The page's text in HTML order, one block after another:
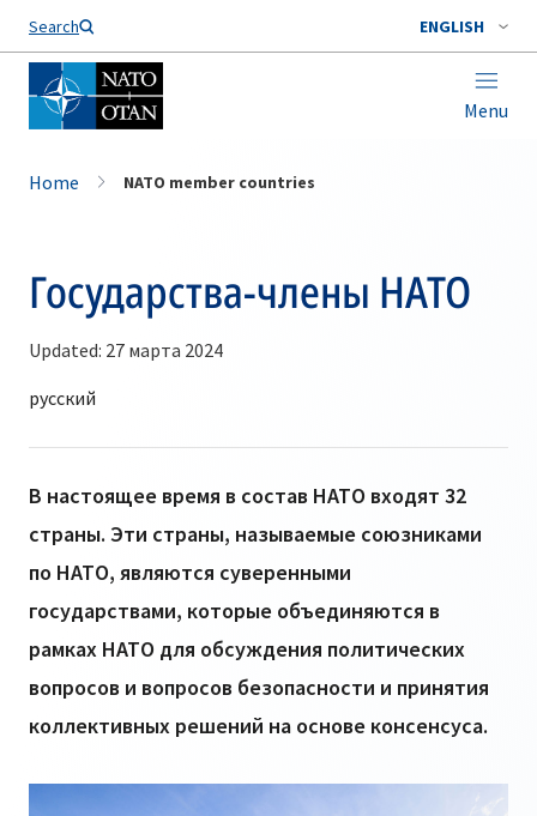
Search ENGLISH
Menu
Home NATO member countries
Государства-члены НАТО
Updated: 27 марта 2024
В настоящее время в состав НАТО входят 32
страны. Эти страны, называемые союзниками
по НАТО, являются суверенными
государствами, которые объединяются в
рамках НАТО для обсуждения политических
вопросов и вопросов безопасности и принятия
коллективных решений на основе консенсуса.